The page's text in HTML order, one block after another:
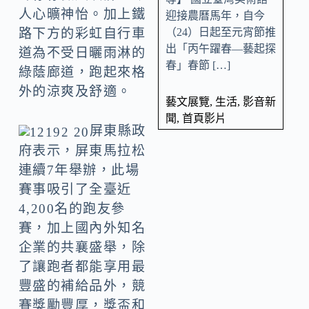
人心曠神怡。加上鐵
路下方的彩虹自行車
道為不受日曬雨淋的
綠蔭廊道，跑起來格
外的涼爽及舒適。
屏東縣政
府表示，屏東馬拉松
連續7年舉辦，此場
賽事吸引了全臺近
4,200名的跑友參
賽，加上國內外知名
企業的共襄盛舉，除
了讓跑者都能享用最
豐盛的補給品外，競
賽獎勵豐厚，獎盃和
迎接農曆馬年，自今
（24）日起至元宵節推
出「丙午躍春—藝起探
春」春節 […]
藝文展覽, 生活, 影音新
聞, 首頁影片